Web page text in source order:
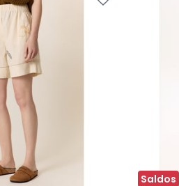
Saldos